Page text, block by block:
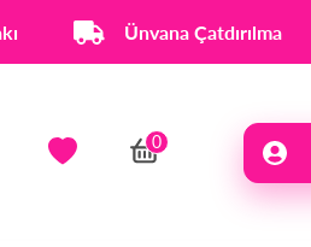
Ünvana Çatdırılma